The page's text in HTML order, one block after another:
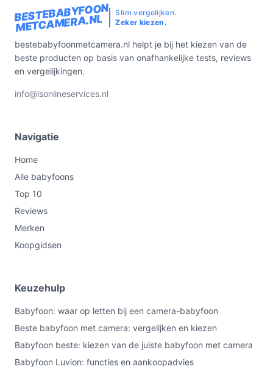
BESTEBABYFOON
METCAMERA.NL
Slim vergelijken.
Zeker kiezen.
bestebabyfoonmetcamera.nl helpt je bij het kiezen van de
beste producten op basis van onafhankelijke tests, reviews
en vergelijkingen.
info@lsonlineservices.nl
Navigatie
Home
Alle babyfoons
Top 10
Reviews
Merken
Koopgidsen
Keuzehulp
Babyfoon: waar op letten bij een camera-babyfoon
Beste babyfoon met camera: vergelijken en kiezen
Babyfoon beste: kiezen van de juiste babyfoon met camera
Babyfoon Luvion: functies en aankoopadvies